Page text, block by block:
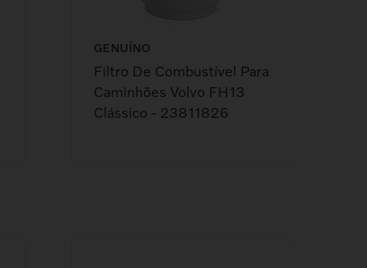
GENUÍNO
Filtro De Combustível Para
Caminhões Volvo FH13
Clássico - 23811826